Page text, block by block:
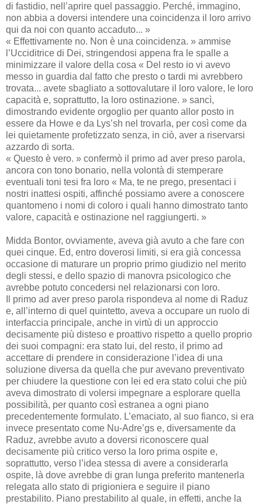
di fastidio, nell’aprire quel passaggio. Perché, immagino,
non abbia a doversi intendere una coincidenza il loro arrivo
qui da noi con quanto accaduto... »
« Effettivamente no. Non è una coincidenza. » ammise
l’Ucciditrice di Dei, stringendosi appena fra le spalle a
minimizzare il valore della cosa « Del resto io vi avevo
messo in guardia dal fatto che presto o tardi mi avrebbero
trovata... avete sbagliato a sottovalutare il loro valore, le loro
capacità e, soprattutto, la loro ostinazione. » sancì,
dimostrando evidente orgoglio per quanto allor posto in
essere da Howe e da Lys’sh nel trovarla, per così come da
lei quietamente profetizzato senza, in ciò, aver a riservarsi
azzardo di sorta.
« Questo è vero. » confermò il primo ad aver preso parola,
ancora con tono bonario, nella volontà di stemperare
eventuali toni tesi fra loro « Ma, te ne prego, presentaci i
nostri inattesi ospiti, affinché possiamo avere a conoscere
quantomeno i nomi di coloro i quali hanno dimostrato tanto
valore, capacità e ostinazione nel raggiungerti. »
Midda Bontor, ovviamente, aveva già avuto a che fare con
quei cinque. Ed, entro doverosi limiti, si era già concessa
occasione di maturare un proprio primo giudizio nel merito
degli stessi, e dello spazio di manovra psicologico che
avrebbe potuto concedersi nel relazionarsi con loro.
Il primo ad aver preso parola rispondeva al nome di Raduz
e, all’interno di quel quintetto, aveva a occupare un ruolo di
interfaccia principale, anche in virtù di un approccio
decisamente più disteso e proattivo rispetto a quello proprio
dei suoi compagni: era stato lui, del resto, il primo ad
accettare di prendere in considerazione l’idea di una
soluzione diversa da quella che pur avevano preventivato
per chiudere la questione con lei ed era stato colui che più
aveva dimostrato di volersi impegnare a esplorare quella
possibilità, per quanto così estranea a ogni piano
precedentemente formulato. L’emaciato, al suo fianco, si era
invece presentato come Nu-Adre’gs e, diversamente da
Raduz, avrebbe avuto a doversi riconoscere qual
decisamente più critico verso la loro prima ospite e,
soprattutto, verso l’idea stessa di avere a considerarla
ospite, là dove avrebbe di gran lunga preferito mantenerla
relegata allo stato di prigioniera e seguire il piano
prestabilito. Piano prestabilito al quale, in effetti, anche la